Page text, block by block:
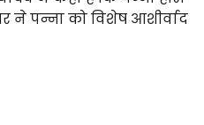
ने पन्ना को विशेष आशीर्वाद